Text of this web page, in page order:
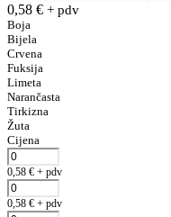
0,58 € + pdv
Boja
Bijela
Crvena
Fuksija
Limeta
Narančasta
Tirkizna
Žuta
Cijena
0,58 € + pdv
0,58 € + pdv